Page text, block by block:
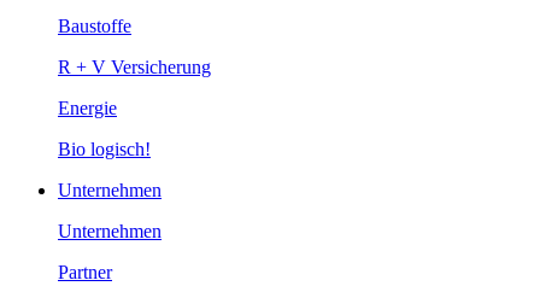
Baustoffe
R + V Versicherung
Energie
Bio logisch!
Unternehmen
Unternehmen
Partner